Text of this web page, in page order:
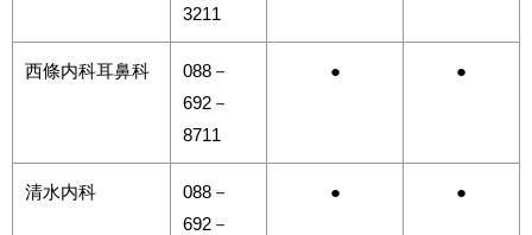
3211
西條内科耳鼻科
088－
692－
8711
● ●
清水内科
088－
692－
● ●